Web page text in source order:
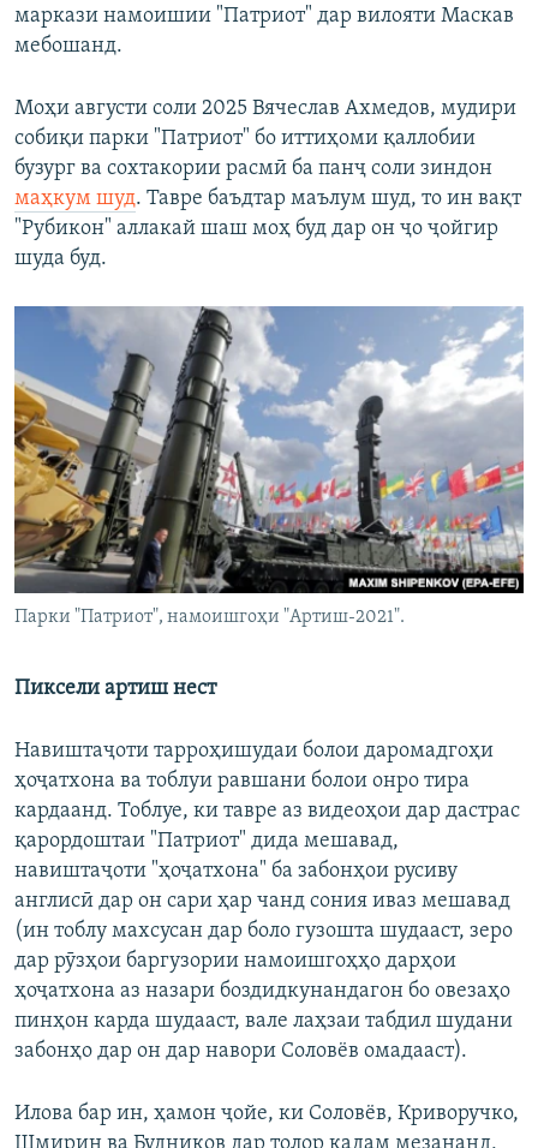
маркази намоишии "Патриот" дар вилояти Маскав
мебошанд.
Моҳи августи соли 2025 Вячеслав Ахмедов, мудири
собиқи парки "Патриот" бо иттиҳоми қаллобии
бузург ва сохтакории расмӣ ба панҷ соли зиндон
маҳкум шуд. Тавре баъдтар маълум шуд, то ин вақт
"Рубикон" аллакай шаш моҳ буд дар он ҷо ҷойгир
шуда буд.
Парки "Патриот", намоишгоҳи "Артиш-2021".
Пиксели артиш нест
Навиштаҷоти тарроҳишудаи болои даромадгоҳи
ҳоҷатхона ва тоблуи равшани болои онро тира
кардаанд. Тоблуе, ки тавре аз видеоҳои дар дастрас
қарордоштаи "Патриот" дида мешавад,
навиштаҷоти "ҳоҷатхона" ба забонҳои русиву
англисӣ дар он сари ҳар чанд сония иваз мешавад
(ин тоблу махсусан дар боло гузошта шудааст, зеро
дар рӯзҳои баргузории намоишгоҳҳо дарҳои
ҳоҷатхона аз назари боздидкунандагон бо овезаҳо
пинҳон карда шудааст, вале лаҳзаи табдил шудани
забонҳо дар он дар навори Соловёв омадааст).
Илова бар ин, ҳамон ҷойе, ки Соловёв, Криворучко,
Шмирин ва Будников дар толор қадам мезананд,